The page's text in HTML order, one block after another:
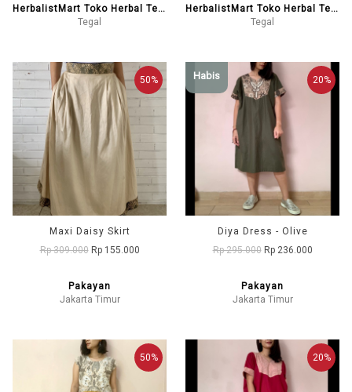
HerbalistMart Toko Herbal Tegal
Tegal
HerbalistMart Toko Herbal Tegal
Tegal
50%
Maxi Daisy Skirt
Rp 309.000 Rp 155.000
Pakayan
Jakarta Timur
20%
Habis
Diya Dress - Olive
Rp 295.000 Rp 236.000
Pakayan
Jakarta Timur
50% 20%